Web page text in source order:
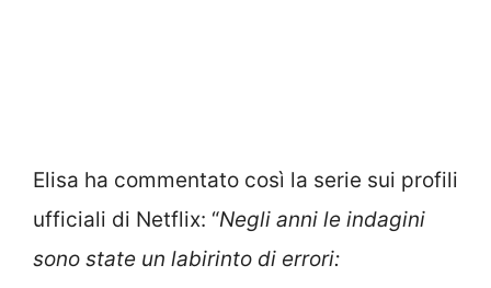
Elisa ha commentato così la serie sui profili
ufficiali di Netflix: “Negli anni le indagini
sono state un labirinto di errori: